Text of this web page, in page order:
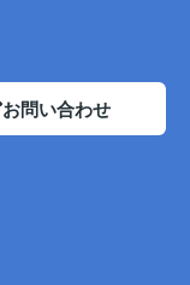
お問い合わせ